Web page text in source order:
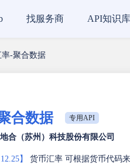
找服务商 API知识库
率-聚合数据
合数据 专用API
合（苏州）科技股份有限公司
】
货币汇率 可根据货币代码